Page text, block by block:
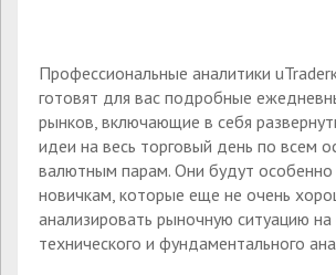
Профессиональные аналитики
готовят для вас подробные
рынков, включающие в себя
идеи на весь торговый день по всем
валютным парам. Они будут особенно
новичкам, которые еще не очень
анализировать рыночную ситуацию на
технического и фундаментального